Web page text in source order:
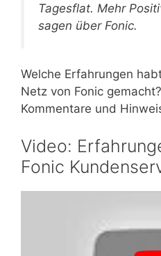
Tagesflat. Mehr
sagen über Fonic.
Welche Erfahrungen
Netz von Fonic
Kommentare und
Video:
Fonic